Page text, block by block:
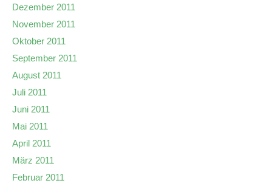
Dezember 2011
November 2011
Oktober 2011
September 2011
August 2011
Juli 2011
Juni 2011
Mai 2011
April 2011
März 2011
Februar 2011